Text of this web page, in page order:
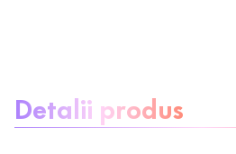
Detalii produs